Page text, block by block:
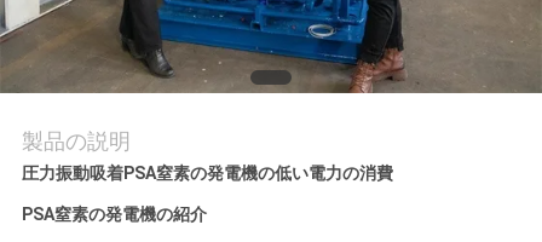
お
問
い
合
わ
製品の説明
圧力振動吸着PSA窒素の発電機の低い電力の消費
PSA窒素の発電機の紹介